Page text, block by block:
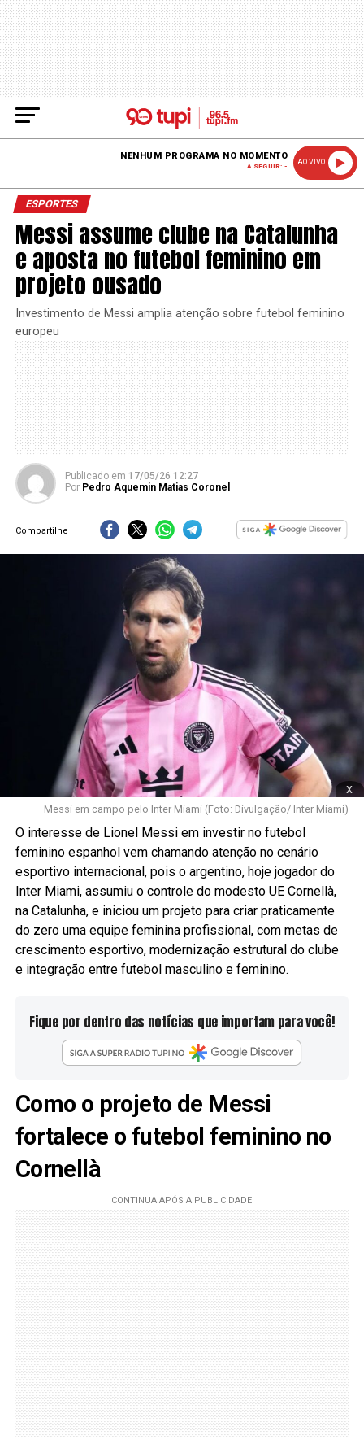
NENHUM PROGRAMA NO MOMENTO
A SEGUIR: -
AO VIVO
ESPORTES
Messi assume clube na Catalunha
e aposta no futebol feminino em
projeto ousado
Investimento de Messi amplia atenção sobre futebol feminino
europeu
Publicado em 17/05/26 12:27
Por Pedro Aquemin Matias Coronel
Compartilhe
x
Messi em campo pelo Inter Miami (Foto: Divulgação/ Inter Miami)
O interesse de Lionel Messi em investir no futebol
feminino espanhol vem chamando atenção no cenário
esportivo internacional, pois o argentino, hoje jogador do
Inter Miami, assumiu o controle do modesto UE Cornellà,
na Catalunha, e iniciou um projeto para criar praticamente
do zero uma equipe feminina profissional, com metas de
crescimento esportivo, modernização estrutural do clube
e integração entre futebol masculino e feminino.
Fique por dentro das notícias que importam para você!
Como o projeto de Messi
fortalece o futebol feminino no
Cornellà